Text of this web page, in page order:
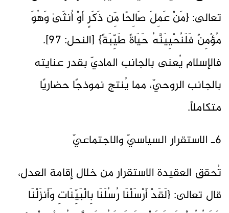
تعالى: {مَنْ عَمِلَ صَالِحًا مِّن ذَكَرٍ أَوْ أُنثَىٰ وَهُوَ
مُؤْمِنٌ فَلَنُحْيِيَنَّهُ حَيَاةً طَيِّبَةً} [النحل: 97].
فالإسلام يُعنى بالجانب الماديّ بقدر عنايته
بالجانب الروحيّ، مما يُنتج نموذجًا حضاريًا
متكاملاً.
6ـ الاستقرار السياسيّ والاجتماعيّ
تُحقق العقيدة الاستقرار من خلال إقامة العدل،
قال تعالى: {لَقَدْ أَرْسَلْنَا رُسُلَنَا بِالْبَيِّنَاتِ وَأَنزَلْنَا